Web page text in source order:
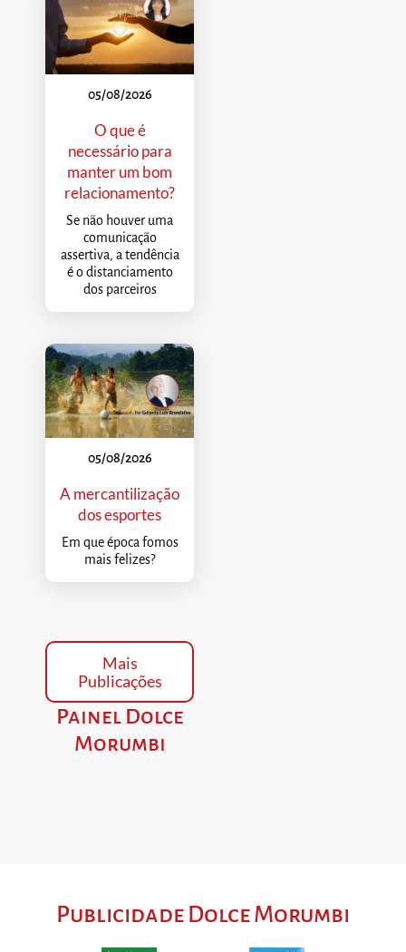
05/08/2026
O que é
necessário para
manter um bom
relacionamento?
Se não houver uma
comunicação
assertiva, a tendência
é o distanciamento
dos parceiros
05/08/2026
A mercantilização
dos esportes
Em que época fomos
mais felizes?
Mais
Publicações
Painel Dolce
Morumbi
Publicidade Dolce Morumbi